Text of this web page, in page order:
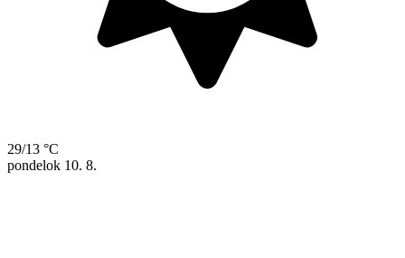
29/13 °C
pondelok 10. 8.